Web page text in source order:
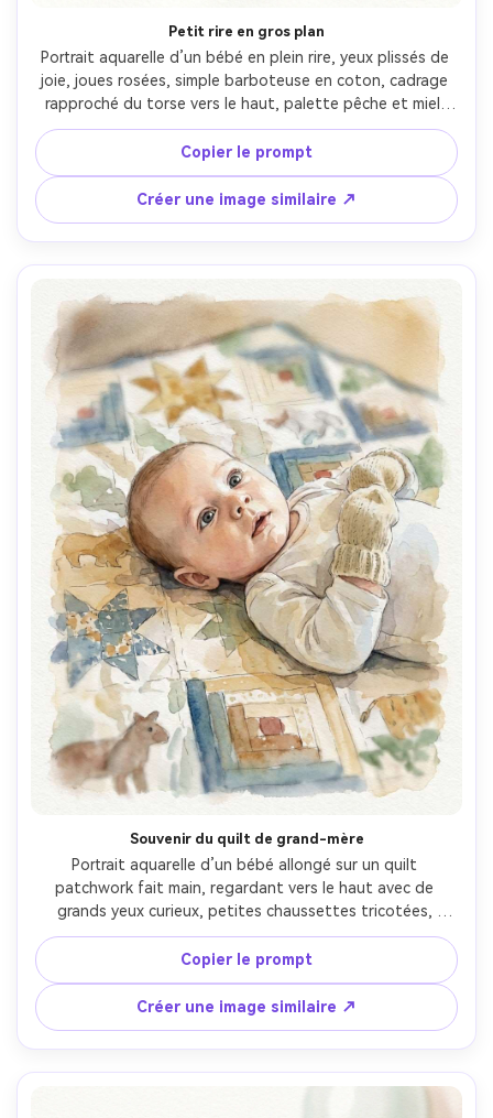
Petit rire en gros plan
Portrait aquarelle d’un bébé en plein rire, yeux plissés de
joie, joues rosées, simple barboteuse en coton, cadrage
rapproché du torse vers le haut, palette pêche et miel,
fondu mouillé sur mouillé, reflets nets sur les yeux,
accents de gouttelettes subtils, chaleur et intimité de
souvenir, objectif 85mm, faible profondeur de champ --ar
4:5
Copier le prompt
Créer une image similaire ↗
Souvenir du quilt de grand-mère
Portrait aquarelle d’un bébé allongé sur un quilt
patchwork fait main, regardant vers le haut avec de
grands yeux curieux, petites chaussettes tricotées,
motifs du quilt suggérés par un travail léger au trait,
palette nostalgique et cosy, bords doux, texture visible
du papier, vignette légère, ambiance de mémoire familiale
réconfortante, objectif 85mm, faible profondeur de
champ --ar 4:5
Copier le prompt
Créer une image similaire ↗